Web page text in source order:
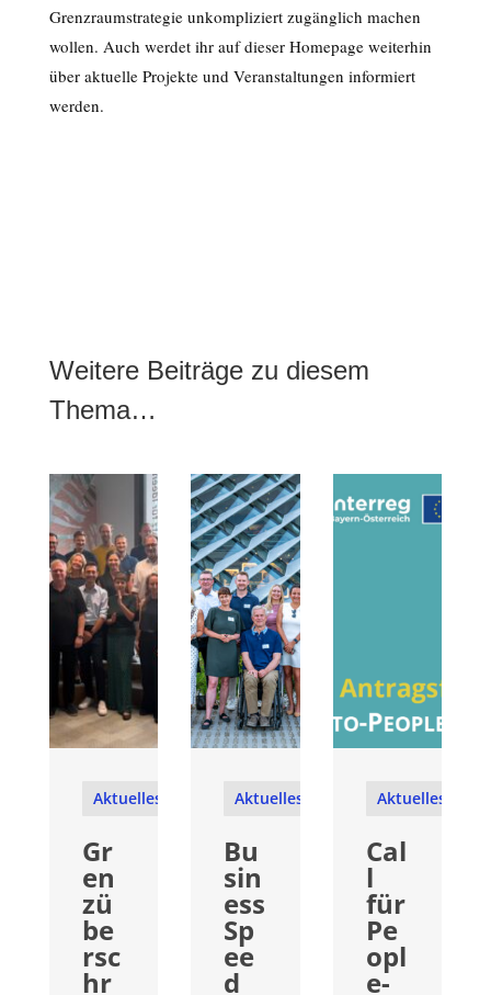
Grenzraumstrategie unkompliziert zugänglich machen
wollen. Auch werdet ihr auf dieser Homepage weiterhin
über aktuelle Projekte und Veranstaltungen informiert
werden.
Weitere Beiträge zu diesem
Thema…
Aktuelles
Gr
en
zü
be
rsc
hr
Aktuelles
Bu
sin
ess
Sp
ee
d
Aktuelles
Cal
l
für
Pe
opl
e-